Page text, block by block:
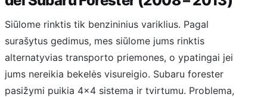
Siūlome rinktis tik benzininius variklius. Pagal
surašytus gedimus, mes siūlome jums rinktis
alternatyvias transporto priemones, o ypatingai jei
jums nereikia bekelės visureigio. Subaru forester
pasižymi puikia 4×4 sistema ir tvirtumu. Problema,